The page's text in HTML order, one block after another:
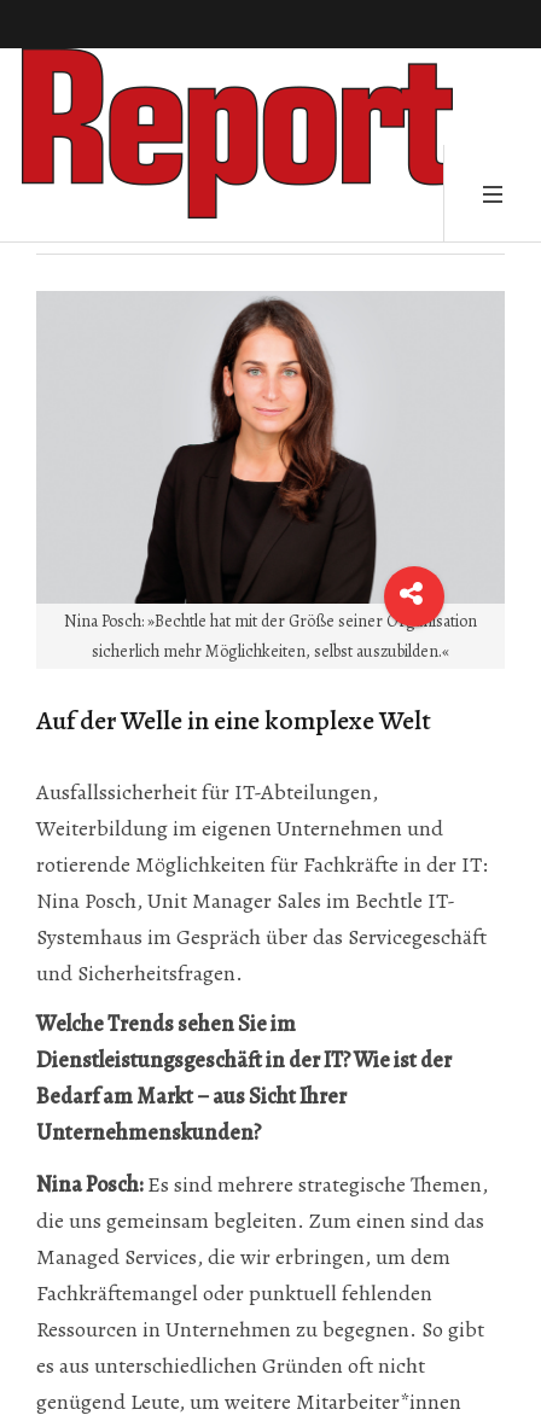
Nina Posch: »Bechtle hat mit der Größe seiner Organisation
sicherlich mehr Möglichkeiten, selbst auszubilden.«
Auf der Welle in eine komplexe Welt
Ausfallssicherheit für IT-Abteilungen,
Weiterbildung im eigenen Unternehmen und
rotierende Möglichkeiten für Fachkräfte in der IT:
Nina Posch, Unit Manager Sales im Bechtle IT-
Systemhaus im Gespräch über das Servicegeschäft
und Sicherheitsfragen.
Welche Trends sehen Sie im
Dienstleistungsgeschäft in der IT? Wie ist der
Bedarf am Markt – aus Sicht Ihrer
Unternehmenskunden?
Nina Posch:Es sind mehrere strategische Themen,
die uns gemeinsam begleiten. Zum einen sind das
Managed Services, die wir erbringen, um dem
Fachkräftemangel oder punktuell fehlenden
Ressourcen in Unternehmen zu begegnen. So gibt
es aus unterschiedlichen Gründen oft nicht
genügend Leute, um weitere Mitarbeiter*innen